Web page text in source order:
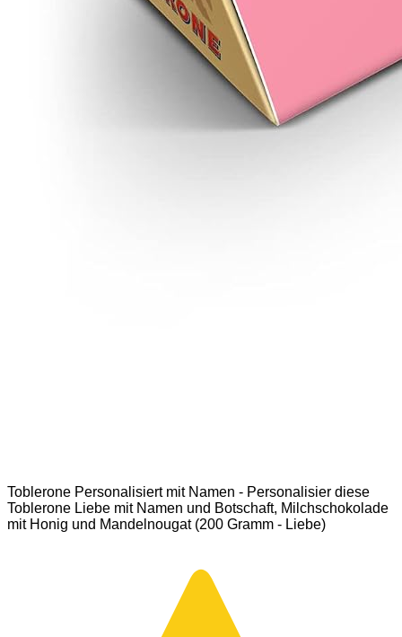
Toblerone Personalisiert mit Namen - Personalisier diese
Toblerone Liebe mit Namen und Botschaft, Milchschokolade
mit Honig und Mandelnougat (200 Gramm - Liebe)